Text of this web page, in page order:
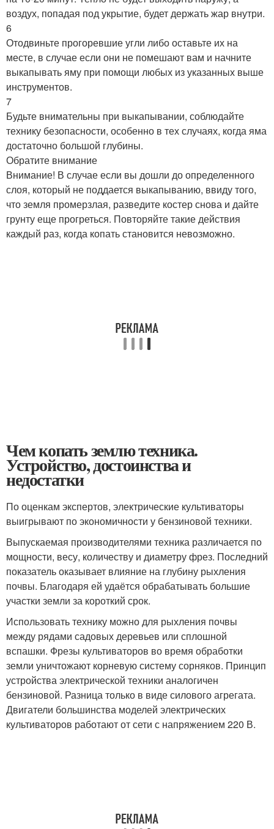
воздух, попадая под укрытие, будет держать жар внутри.
6
Отодвиньте прогоревшие угли либо оставьте их на
месте, в случае если они не помешают вам и начните
выкапывать яму при помощи любых из указанных выше
инструментов.
7
Будьте внимательны при выкапывании, соблюдайте
технику безопасности, особенно в тех случаях, когда яма
достаточно большой глубины.
Обратите внимание
Внимание! В случае если вы дошли до определенного
слоя, который не поддается выкапыванию, ввиду того,
что земля промерзлая, разведите костер снова и дайте
грунту еще прогреться. Повторяйте такие действия
каждый раз, когда копать становится невозможно.
Чем копать землю техника.
Устройство, достоинства и
недостатки
По оценкам экспертов, электрические культиваторы
выигрывают по экономичности у бензиновой техники.
Выпускаемая производителями техника различается по
мощности, весу, количеству и диаметру фрез. Последний
показатель оказывает влияние на глубину рыхления
почвы. Благодаря ей удаётся обрабатывать большие
участки земли за короткий срок.
Использовать технику можно для рыхления почвы
между рядами садовых деревьев или сплошной
вспашки. Фрезы культиваторов во время обработки
земли уничтожают корневую систему сорняков. Принцип
устройства электрической техники аналогичен
бензиновой. Разница только в виде силового агрегата.
Двигатели большинства моделей электрических
культиваторов работают от сети с напряжением 220 В.